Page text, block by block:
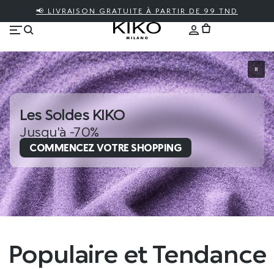
📢 LIVRAISON GRATUITE À PARTIR DE 99 TND
Les Soldes KIKO
Jusqu'à -70%
COMMENCEZ VOTRE SHOPPING
Populaire et Tendance